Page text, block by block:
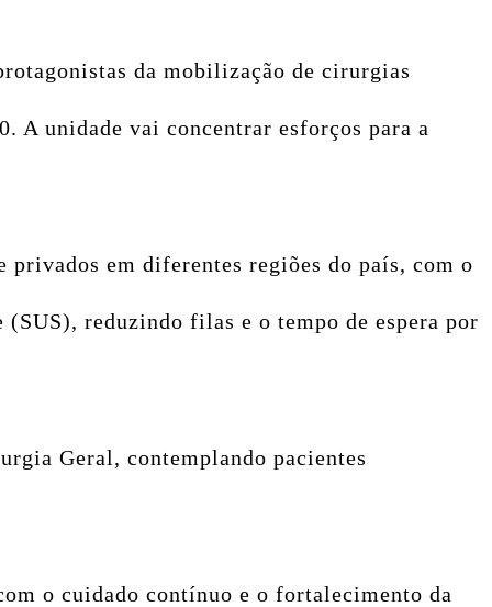
da mobilização de cirurgias
A unidade vai concentrar esforços para a
em diferentes regiões do país, com o
reduzindo filas e o tempo de espera por
Geral, contemplando pacientes
o cuidado contínuo e o fortalecimento da